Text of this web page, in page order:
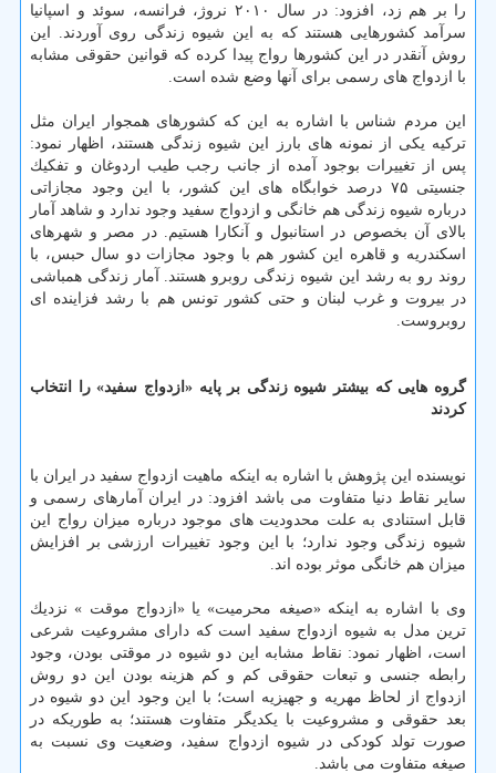
را بر هم زد، افزود: در سال ۲۰۱۰ نروژ، فرانسه، سوئد و اسپانیا
سرآمد كشورهایی هستند كه به این شیوه زندگی روی آوردند. این
روش آنقدر در این كشورها رواج پیدا كرده كه قوانین حقوقی مشابه
با ازدواج های رسمی برای آنها وضع شده است.
این مردم شناس با اشاره به این كه كشورهای همجوار ایران مثل
تركیه یكی از نمونه های بارز این شیوه زندگی هستند، اظهار نمود:
پس از تغییرات بوجود آمده از جانب رجب طیب اردوغان و تفكیك
جنسیتی ۷۵ درصد خوابگاه های این كشور، با این وجود مجازاتی
درباره شیوه زندگی هم خانگی و ازدواج سفید وجود ندارد و شاهد آمار
بالای آن بخصوص در استانبول و آنكارا هستیم. در مصر و شهرهای
اسكندریه و قاهره این كشور هم با وجود مجازات دو سال حبس، با
روند رو به رشد این شیوه زندگی روبرو هستند. آمار زندگی همباشی
در بیروت و غرب لبنان و حتی كشور تونس هم با رشد فزاینده ای
روبروست.
گروه هایی كه بیشتر شیوه زندگی بر پایه «ازدواج سفید» را انتخاب
كردند
نویسنده این پژوهش با اشاره به اینكه ماهیت ازدواج سفید در ایران با
سایر نقاط دنیا متفاوت می باشد افزود: در ایران آمارهای رسمی و
قابل استنادی به علت محدودیت های موجود درباره میزان رواج این
شیوه زندگی وجود ندارد؛ با این وجود تغییرات ارزشی بر افزایش
میزان هم خانگی موثر بوده اند.
وی با اشاره به اینكه «صیغه محرمیت» یا «ازدواج موقت » نزدیك
ترین مدل به شیوه ازدواج سفید است كه دارای مشروعیت شرعی
است، اظهار نمود: نقاط مشابه این دو شیوه در موقتی بودن، وجود
رابطه جنسی و تبعات حقوقی كم و كم هزینه بودن این دو روش
ازدواج از لحاظ مهریه و جهیزیه است؛ با این وجود این دو شیوه در
بعد حقوقی و مشروعیت با یكدیگر متفاوت هستند؛ به طوریكه در
صورت تولد كودكی در شیوه ازدواج سفید، وضعیت وی نسبت به
صیغه متفاوت می باشد.